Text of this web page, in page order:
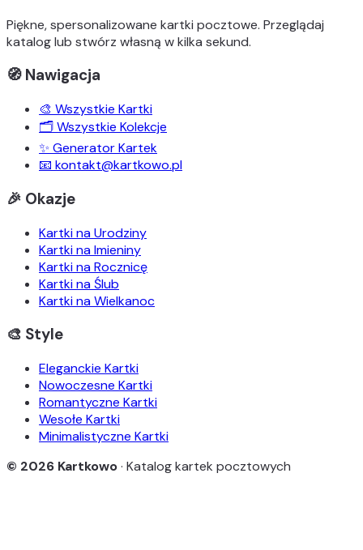
Piękne, spersonalizowane kartki pocztowe. Przeglądaj
katalog lub stwórz własną w kilka sekund.
🧭 Nawigacja
🎨 Wszystkie Kartki
🗂️ Wszystkie Kolekcje
✨ Generator Kartek
📧 kontakt@kartkowo.pl
🎉 Okazje
Kartki na Urodziny
Kartki na Imieniny
Kartki na Rocznicę
Kartki na Ślub
Kartki na Wielkanoc
🎨 Style
Eleganckie Kartki
Nowoczesne Kartki
Romantyczne Kartki
Wesołe Kartki
Minimalistyczne Kartki
© 2026 Kartkowo· Katalog kartek pocztowych